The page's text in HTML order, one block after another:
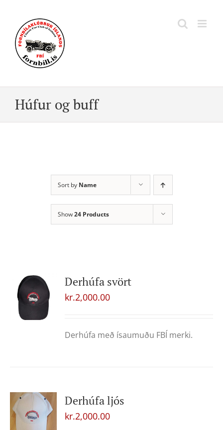
content
Húfur og buff
Sort by Name
Show24 Products
Derhúfa svört
kr.2,000.00
Derhúfa með ísaumuðu FBÍ merki.
Derhúfa ljós
kr.2,000.00